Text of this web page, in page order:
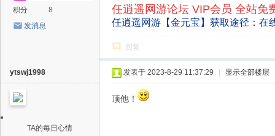
积分
8
发消息
任逍遥网游论坛 VIP会员 全站免
任逍遥网游【金元宝】获取途径：在
回复
ytswj1998
TA的每日心情
发表于 2023-8-29 11:37:29 显示全部楼层
顶他！